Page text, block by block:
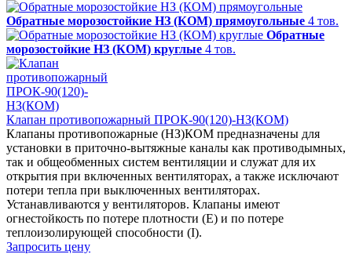
Обратные морозостойкие НЗ (КОМ) прямоугольные 4 тов.
Обратные
морозостойкие НЗ (КОМ) круглые 4 тов.
Клапан противопожарный ПРОК-90(120)-НЗ(КОМ)
Клапаны противопожарные (НЗ)КОМ предназначены для
установки в приточно-вытяжные каналы как противодымных,
так и общеобменных систем вентиляции и служат для их
открытия при включенных вентиляторах, а также исключают
потери тепла при выключенных вентиляторах.
Устанавливаются у вентиляторов. Клапаны имеют
огнестойкость по потере плотности (Е) и по потере
теплоизолирующей способности (I).
Запросить цену